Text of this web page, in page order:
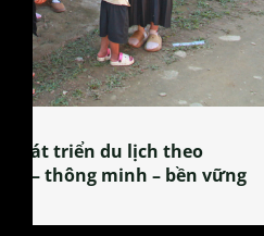
Làng làm bánh tẻ
tỏa đặc sản xứ Đoài